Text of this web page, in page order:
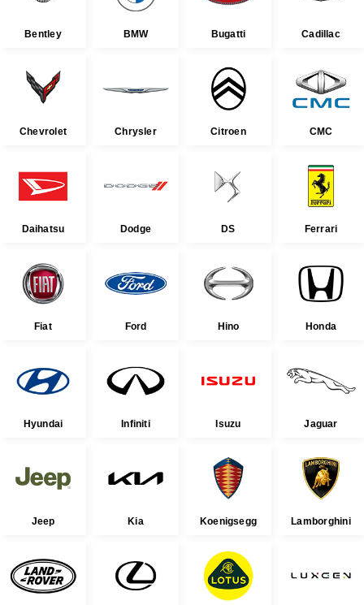
Bentley BMW Bugatti Cadillac
Chevrolet Chrysler Citroen CMC
Daihatsu Dodge DS Ferrari
Fiat Ford Hino Honda
Hyundai Infiniti Isuzu Jaguar
Jeep Kia Koenigsegg Lamborghini